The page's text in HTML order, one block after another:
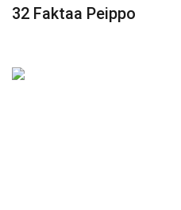
32 Faktaa Peippo